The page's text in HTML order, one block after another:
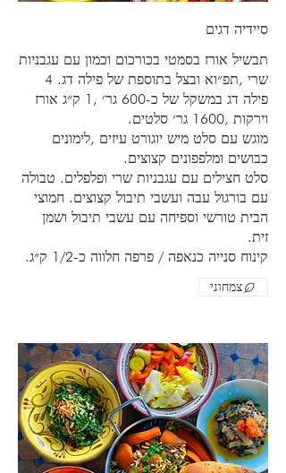
סיידיה דגים
תבשיל אורז בסמטי בכורכום וכמון עם עגבניות
שרי ,תפ״וא ובצל בתוספת של פילה דג. 4
פילה דג במשקל של כ-600 גר׳ ,1 ק״ג אורז
מוגש עם סלט מיש יוגורט עיזים ,לימונים
סלט חצילים עם עגבניות שרי ופלפלים. טבולה
עם בורגול עבה ועשבי תיבול קצוצים. חמוצי
הבית טורשי וספיחה עם עשבי תיבול ושמן
קינוח סנייה כנאפה / פרפה חלווה כ-1/2 ק״ג.
צמחוני